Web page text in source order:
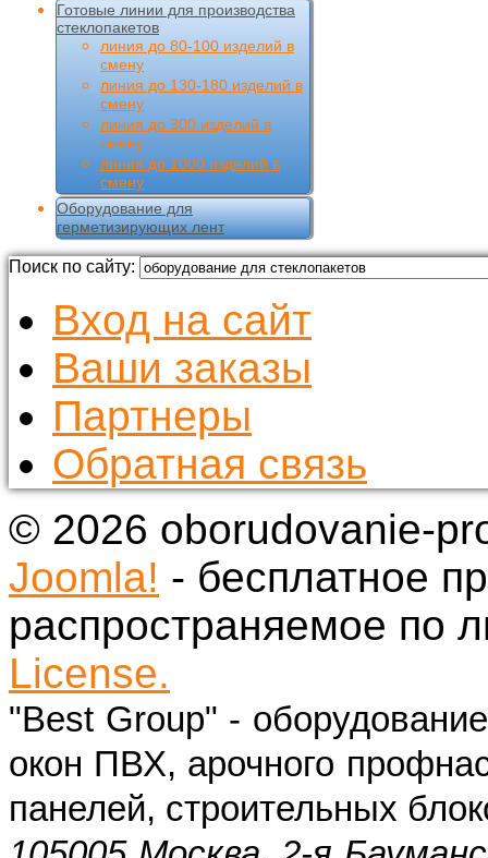
Готовые линии для производства
стеклопакетов
линия до 80-100 изделий в
смену
линия до 130-180 изделий в
смену
линия до 300 изделий в
смену
линия до 1000 изделий в
смену
Оборудование для
герметизирующих лент
Поиск по сайту:
Вход на сайт
Ваши заказы
Партнеры
Обратная связь
© 2026 oborudovanie-
Joomla! - бесплатное
распространяемое по
License.
"Best Group" -
окон ПВХ, арочного
панелей, строительных